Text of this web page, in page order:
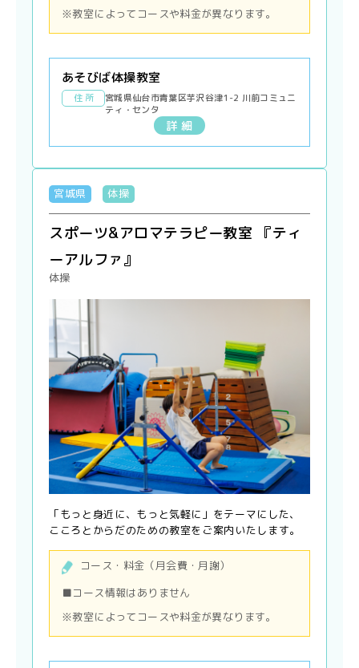
※教室によってコースや料金が異なります。
あそびば体操教室
住 所
宮城県仙台市青葉区芋沢谷津1-2 川前コミュニ
ティ・センタ
詳 細
宮城県 体操
スポーツ&アロマテラピー教室 『ティ
ーアルファ』
体操
「もっと身近に、もっと気軽に」をテーマにした、
こころとからだのための教室をご案内いたします。
コース・料金（月会費・月謝）
■コース情報はありません
※教室によってコースや料金が異なります。